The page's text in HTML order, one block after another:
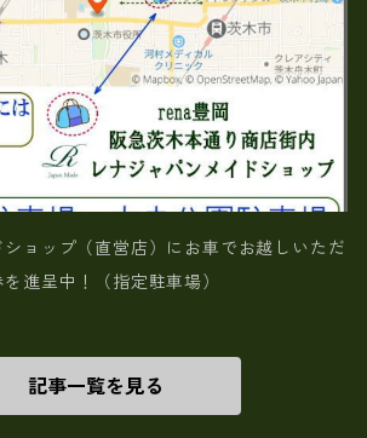
ョップ（直営店）にお車でお越しいただ
進呈中！（指定駐車場）
記事一覧を見る